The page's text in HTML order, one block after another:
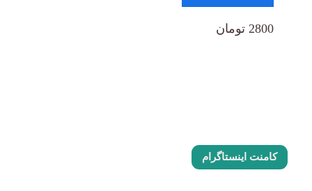
2800 تومان
کامنت اینستاگرام